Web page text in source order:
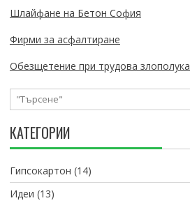
Шлайфане на Бетон София
Фирми за асфалтиране
Обезщетение при трудова злополука
КАТЕГОРИИ
Гипсокартон (14)
Идеи (13)